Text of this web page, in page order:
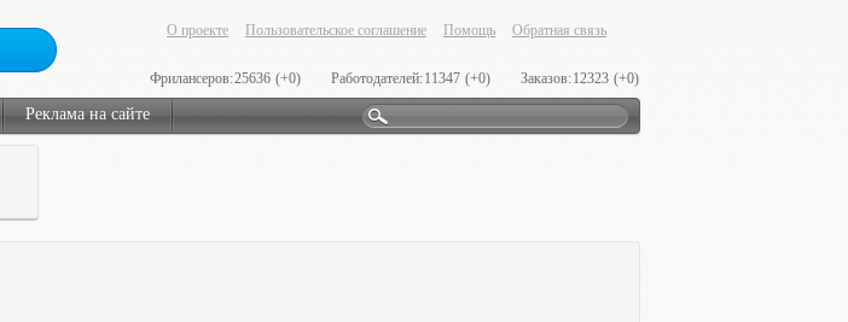
О проекте Пользовательское соглашение Помощь Обратная связь
Фрилансеров:25636 (+0) Работодателей:11347 (+0) Заказов:12323 (+0)
Реклама на сайте